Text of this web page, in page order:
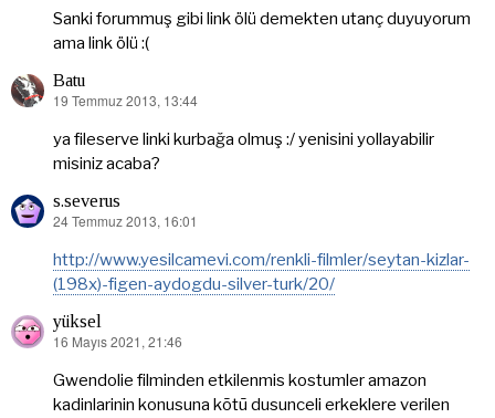
Sanki forummuş gibi link ölü demekten utanç duyuyorum
ama link ölü :(
Batu
dedi
19 Temmuz 2013, 13:44
ya fileserve linki kurbağa olmuş :/ yenisini yollayabilir
misiniz acaba?
s.severus
dedi
24 Temmuz 2013, 16:01
http://www.yesilcamevi.com/renkli-filmler/seytan-kizlar-
(198x)-figen-aydogdu-silver-turk/20/
yüksel
dedi
16 Mayıs 2021, 21:46
Gwendolie filminden etkilenmis kostumler amazon
kadinlarinin konusuna kōtū dusunceli erkeklere verilen